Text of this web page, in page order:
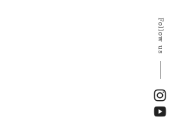
Follow us